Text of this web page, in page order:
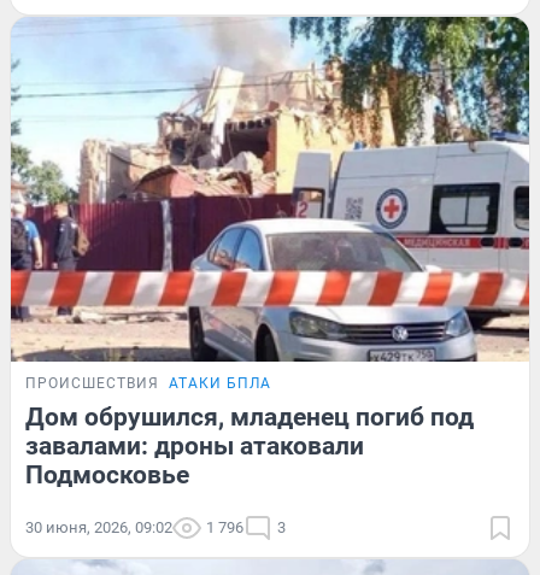
ПРОИСШЕСТВИЯ АТАКИ БПЛА
Дом обрушился, младенец погиб под
завалами: дроны атаковали
Подмосковье
30 июня, 2026, 09:02 1 796 3